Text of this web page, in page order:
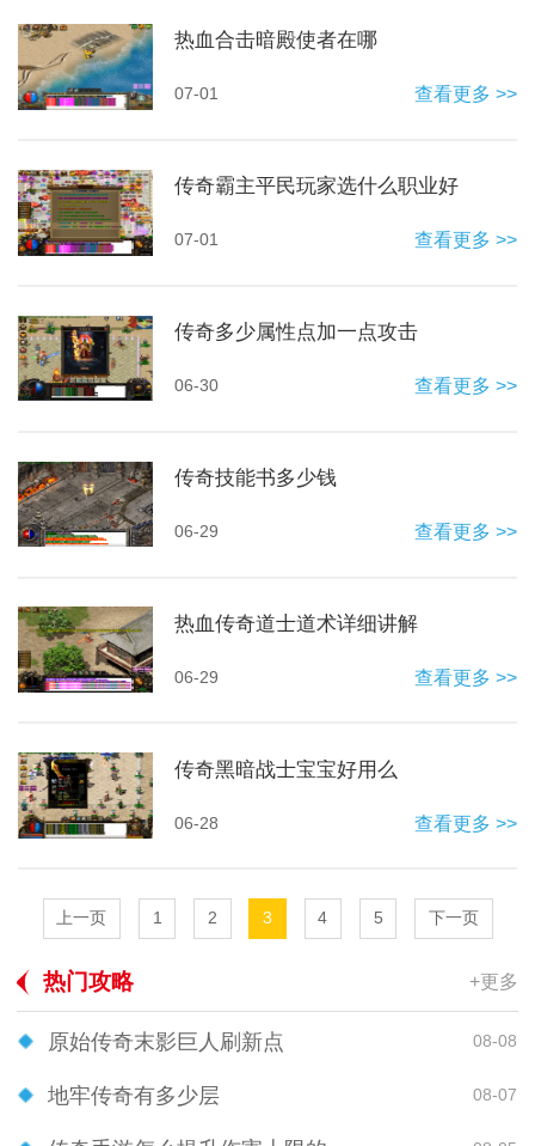
热血合击暗殿使者在哪
07-01 查看更多 >>
传奇霸主平民玩家选什么职业好
07-01 查看更多 >>
传奇多少属性点加一点攻击
06-30 查看更多 >>
传奇技能书多少钱
06-29 查看更多 >>
热血传奇道士道术详细讲解
06-29 查看更多 >>
传奇黑暗战士宝宝好用么
06-28 查看更多 >>
上一页 1 2 3 4 5 下一页
热门攻略 +更多
原始传奇末影巨人刷新点 08-08
地牢传奇有多少层 08-07